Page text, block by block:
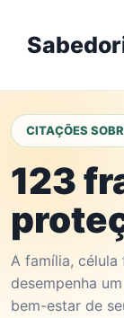
content
CITAÇÕES
123
A família, célula
desempenha
bem-estar de